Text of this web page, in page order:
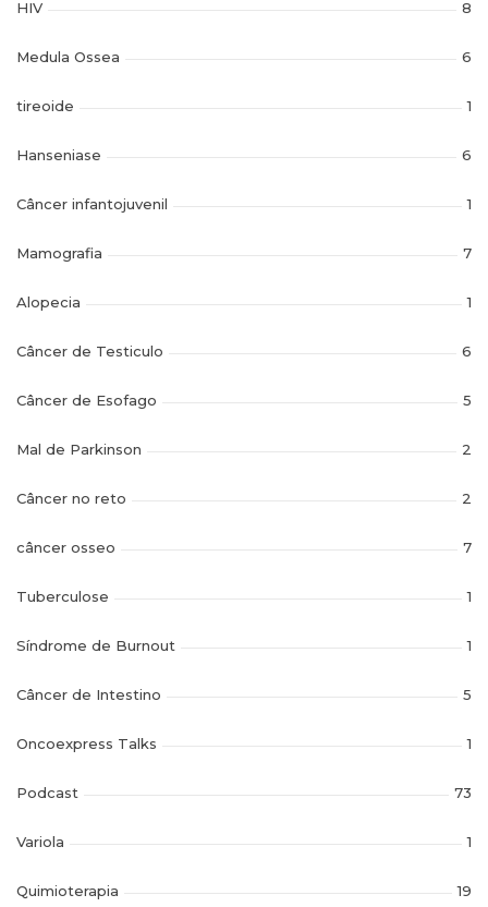
HIV 8
Medula Ossea 6
tireoide 1
Hanseniase 6
Câncer infantojuvenil 1
Mamografia 7
Alopecia 1
Câncer de Testiculo 6
Câncer de Esofago 5
Mal de Parkinson 2
Câncer no reto 2
câncer osseo 7
Tuberculose 1
Síndrome de Burnout 1
Câncer de Intestino 5
Oncoexpress Talks 1
Podcast 73
Variola 1
Quimioterapia 19